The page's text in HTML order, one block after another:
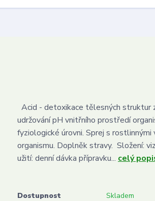
Acid - detoxikace tělesných struktur
udržování pH vnitřního prostředí
fyziologické úrovni. Sprej s rostlinnými
organismu. Doplněk stravy. Složení:
užití: denní dávka přípravku... celý
Dostupnost Skladem